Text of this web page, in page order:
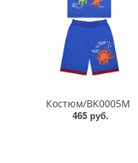
Костюм/BK0005M
465 руб.